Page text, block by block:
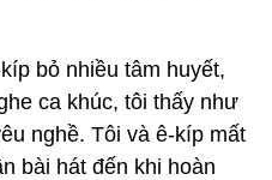
bỏ nhiều tâm huyết,
ca khúc, tôi thấy như
nghề. Tôi và ê-kíp mất
bài hát đến khi hoàn